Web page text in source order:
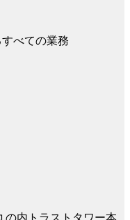
べての業務